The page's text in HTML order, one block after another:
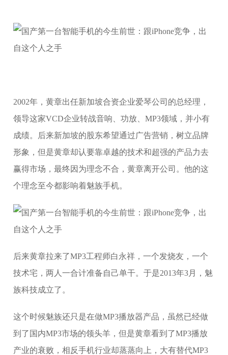
2002年，黄章出任新加坡合资企业爱琴公司的总经理，
领导这家VCD企业转战音响、功放、MP3领域，并小有
成绩。后来新加坡的股东希望通过广告营销，树立品牌
形象，但是黄章却认要靠卓越的技术和超强的产品力去
赢得市场，最终因为理念不合，黄章离开公司。他的这
个理念至今都影响着魅族手机。
后来黄章拉来了MP3工程师白永祥，一个发烧友，一个
技术宅，两人一合计准备自己单干。于是2013年3月，魅
族科技成立了。
这个时候魅族还只是在做MP3播放器产品，虽然已经做
到了国内MP3市场的领头羊，但是黄章看到了MP3播放
产业的衰败，相反手机行业却蒸蒸向上，大有替代MP3